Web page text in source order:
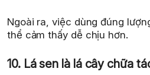
Ngoài ra, việc dùng đúng
thể cảm thấy dễ chịu hơn.
10. Lá sen là lá cây chữa